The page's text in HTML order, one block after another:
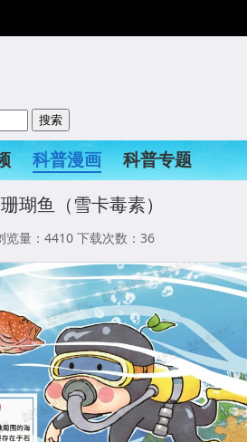
科普漫画
科普专题
瑚鱼（雪卡毒素）
量： 4410 下载次数：36